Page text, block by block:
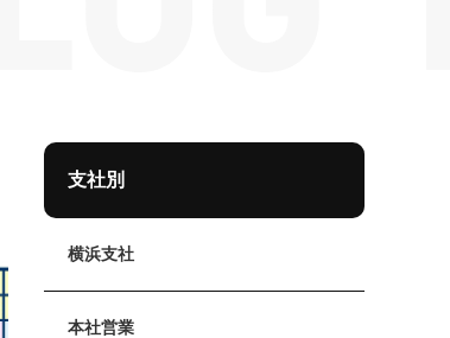
支社別
横浜支社
本社営業